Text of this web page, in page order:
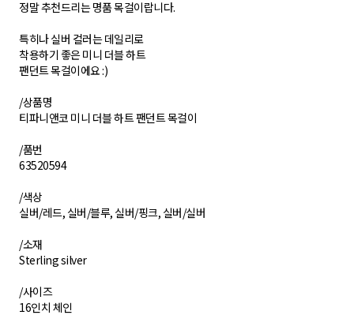
정말 추천드리는 명품 목걸이랍니다.
특히나 실버 컬러는 데일리로
착용하기 좋은 미니 더블 하트
팬던트 목걸이에요 :)
/상품명
티파니앤코 미니 더블 하트 팬던트 목걸이
/품번
63520594
/색상
실버/레드, 실버/블루, 실버/핑크, 실버/실버
/소재
Sterling silver
/사이즈
16인치 체인